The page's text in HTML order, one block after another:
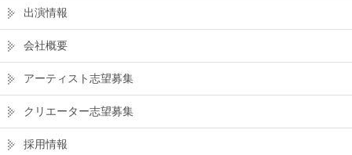
出演情報
会社概要
アーティスト志望募集
クリエーター志望募集
採用情報